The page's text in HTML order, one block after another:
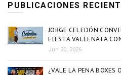
PUBLICACIONES
JORGE CELEDÓN
FIESTA VALLENATA
Jun 20, 2026
¿VALE LA PENA BOXES